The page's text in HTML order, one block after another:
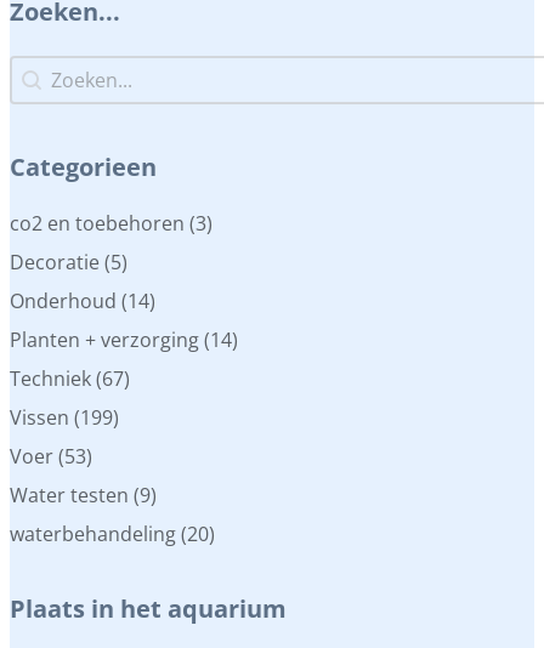
Zoeken...
Zoeken...
Zoeken...
Categorieen
Categorieen
co2 en toebehoren (3)
Decoratie (5)
Onderhoud (14)
Planten + verzorging(14)
Techniek(67)
Vissen (199)
Voer(53)
Water testen (9)
waterbehandeling(20)
Plaats in het aquarium